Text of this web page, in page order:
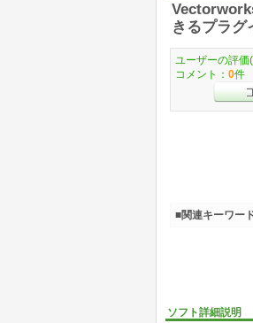
きるプラグ
ソフト詳細説明
ユーザーの評価(
コメント： 0件
■関連キーワー